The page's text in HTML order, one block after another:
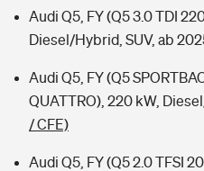
Audi Q5, FY (Q5 3.0 TDI
Diesel/Hybrid, SUV, ab
Audi Q5, FY (Q5
QUATTRO), 220 kW,
/ CFE)
Audi Q5, FY (Q5 2.0 TFSI